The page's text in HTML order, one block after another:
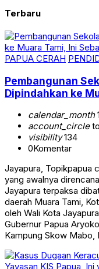
Terbaru
PAPUA CERAH
Pembangunan
Dipindahkan ke
calendar_month
account_circle
visibility134
0Komentar
Jayapura, Topikpapua
yang awalnya
Jayapura terpaksa
daerah Muara Tami,
oleh Wali Kota
Gubernur Papua
Kampung Skow